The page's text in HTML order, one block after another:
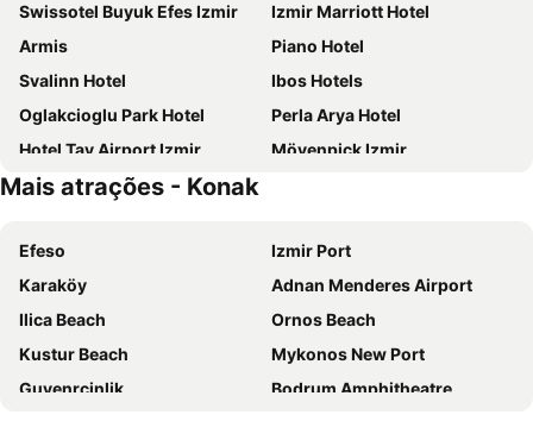
Swissotel Buyuk Efes Izmir
Izmir Marriott Hotel
Armis
Piano Hotel
Svalinn Hotel
Ibos Hotels
Oglakcioglu Park Hotel
Perla Arya Hotel
Hotel Tav Airport Izmir
Mövenpick Izmir
Renaissance Izmir Hotel
Wyndham Grand Izmir Ozdilek Thermal & Spa
Agora Park Hotel
Vatan Hotel
Park Inn by Radisson Izmir
Marina Hotel
Olimpiyat Hotel Izmir
Greymark Hotel
DoubleTree by Hilton Hotel Izmir Airport
Beta Homes Boutique Hotel
Grand Corner Boutique Hotel
Mais atrações - Konak
Efeso
Izmir Port
Karaköy
Adnan Menderes Airport
Ilica Beach
Ornos Beach
Kustur Beach
Mykonos New Port
Guvenrcinlik
Bodrum Amphitheatre